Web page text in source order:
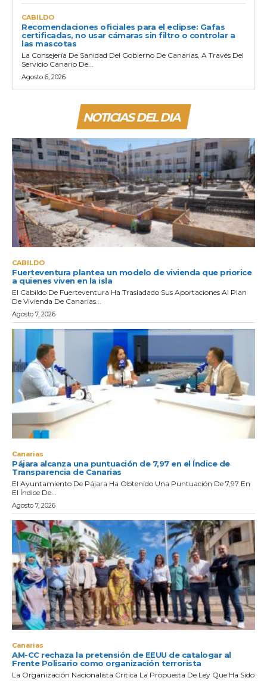
CABILDO
Recomendaciones oficiales para el eclipse: Gafas
certificadas, no usar cámaras sin filtro o controlar a
las mascotas
La Consejería De Sanidad Del Gobierno De Canarias, A Través Del
Servicio Canario De...
Agosto 6, 2026
NOTICIAS DEL DIA
CABILDO
Fuerteventura plantea un modelo de vivienda que priorice
a quienes viven en la isla
El Cabildo De Fuerteventura Ha Trasladado Sus Aportaciones Al Plan
De Vivienda De Canarias...
Agosto 7, 2026
Canarias
Pájara alcanza una puntuación de 7,97 en el Índice de
Transparencia de Canarias
El Ayuntamiento De Pájara Ha Obtenido Una Puntuación De 7,97 En
El Índice De...
Agosto 7, 2026
Canarias
AM-CC rechaza la pretensión de EEUU de catalogar al
Frente Polisario como organización terrorista
La Organización Nacionalista Critica La Propuesta De Ley Que Ha Sido